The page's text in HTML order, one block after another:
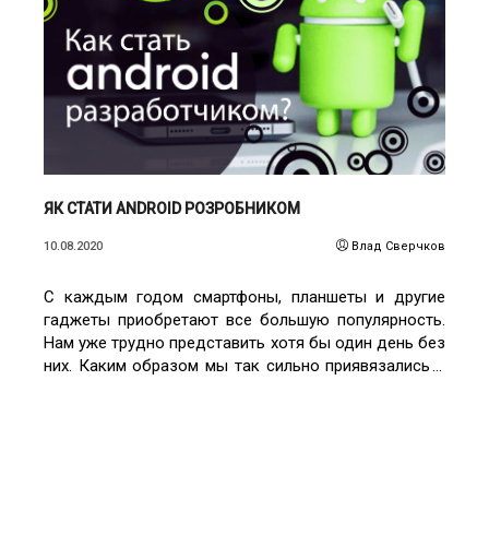
ЧИТАТИ ДЕТАЛЬНІШЕ
ЯК СТАТИ ANDROID РОЗРОБНИКОМ
10.08.2020 Влад Сверчков
С каждым годом смартфоны, планшеты и другие
гаджеты приобретают все большую популярность.
Нам уже трудно представить хотя бы один день без
них. Каким образом мы так сильно приявязались к